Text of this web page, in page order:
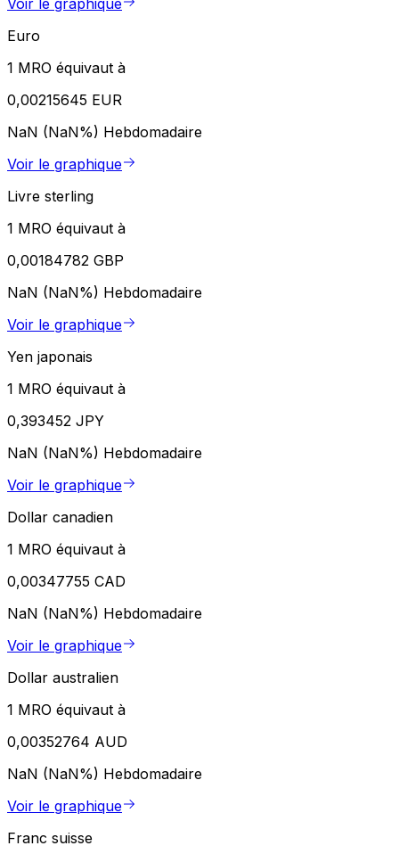
Voir le graphique
Euro
1 MRO équivaut à
0,00215645 EUR
NaN (NaN%) Hebdomadaire
Voir le graphique
Livre sterling
1 MRO équivaut à
0,00184782 GBP
NaN (NaN%) Hebdomadaire
Voir le graphique
Yen japonais
1 MRO équivaut à
0,393452 JPY
NaN (NaN%) Hebdomadaire
Voir le graphique
Dollar canadien
1 MRO équivaut à
0,00347755 CAD
NaN (NaN%) Hebdomadaire
Voir le graphique
Dollar australien
1 MRO équivaut à
0,00352764 AUD
NaN (NaN%) Hebdomadaire
Voir le graphique
Franc suisse